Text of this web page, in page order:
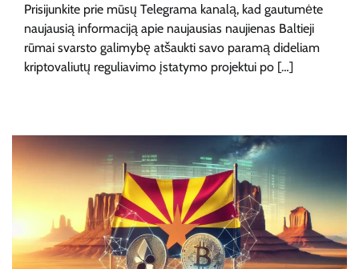
Prisijunkite prie mūsų Telegrama kanalą, kad gautumėte
naujausią informaciją apie naujausias naujienas Baltieji
rūmai svarsto galimybę atšaukti savo paramą dideliam
kriptovaliutų reguliavimo įstatymo projektui po […]